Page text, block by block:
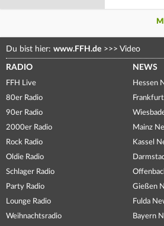
Du bist hier: www.FFH.de >>> Video
RADIO
FFH Live
80er Radio
90er Radio
2000er Radio
Rock Radio
Oldie Radio
Schlager Radio
Party Radio
Lounge Radio
Weihnachtsradio
NEWS
Hessen
Mainz
Kassel
Gießen
Fulda
Bayern